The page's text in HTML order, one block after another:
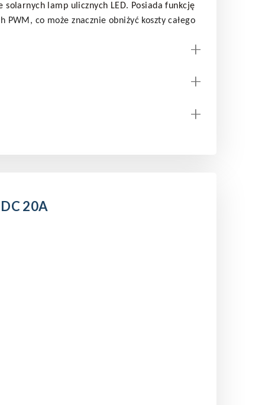
lamp ulicznych LED. Posiada funkcję
co może znacznie obniżyć koszty całego
+
+
+
20A